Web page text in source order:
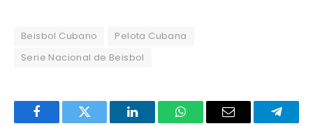
Beisbol Cubano
Pelota Cubana
Serie Nacional de Beisbol
FacebookTwitter LinkedInWhatsAppEmail